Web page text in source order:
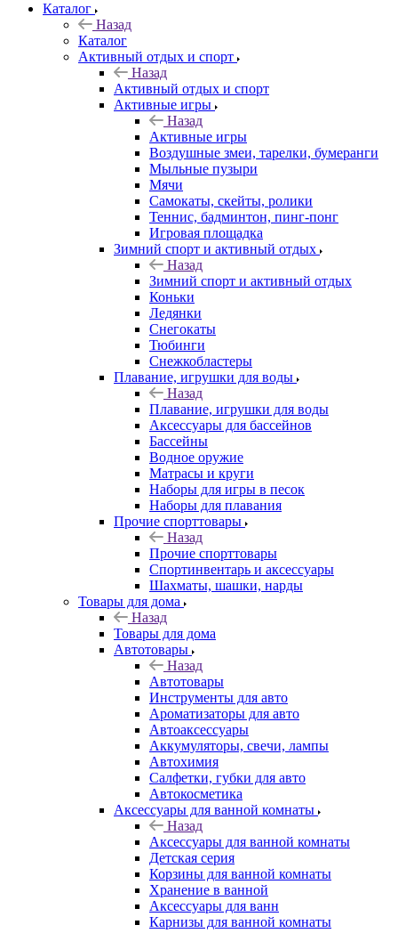
Каталог
Назад
Каталог
Активный отдых и спорт
Назад
Активный отдых и спорт
Активные игры
Назад
Активные игры
Воздушные змеи, тарелки, бумеранги
Мыльные пузыри
Мячи
Самокаты, скейты, ролики
Теннис, бадминтон, пинг-понг
Игровая площадка
Зимний спорт и активный отдых
Назад
Зимний спорт и активный отдых
Коньки
Ледянки
Снегокаты
Тюбинги
Снежкобластеры
Плавание, игрушки для воды
Назад
Плавание, игрушки для воды
Аксессуары для бассейнов
Бассейны
Водное оружие
Матрасы и круги
Наборы для игры в песок
Наборы для плавания
Прочие спорттовары
Назад
Прочие спорттовары
Спортинвентарь и аксессуары
Шахматы, шашки, нарды
Товары для дома
Назад
Товары для дома
Автотовары
Назад
Автотовары
Инструменты для авто
Ароматизаторы для авто
Автоаксессуары
Аккумуляторы, свечи, лампы
Автохимия
Салфетки, губки для авто
Автокосметика
Аксессуары для ванной комнаты
Назад
Аксессуары для ванной комнаты
Детская серия
Корзины для ванной комнаты
Хранение в ванной
Аксессуары для ванн
Карнизы для ванной комнаты